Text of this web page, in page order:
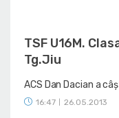
TSF U16M.
Tg.Jiu
ACS Dan Dacian a
16:47 26.05.2013